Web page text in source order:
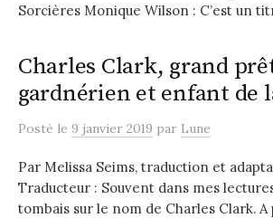
Sorcières Monique Wilson : C’est un
Charles Clark, grand
gardnérien et enfant de
Posté le 9 janvier 2019 par Lune
Par Melissa Seims, traduction et
Traducteur : Souvent dans mes
tombais sur le nom de Charles Clark. A